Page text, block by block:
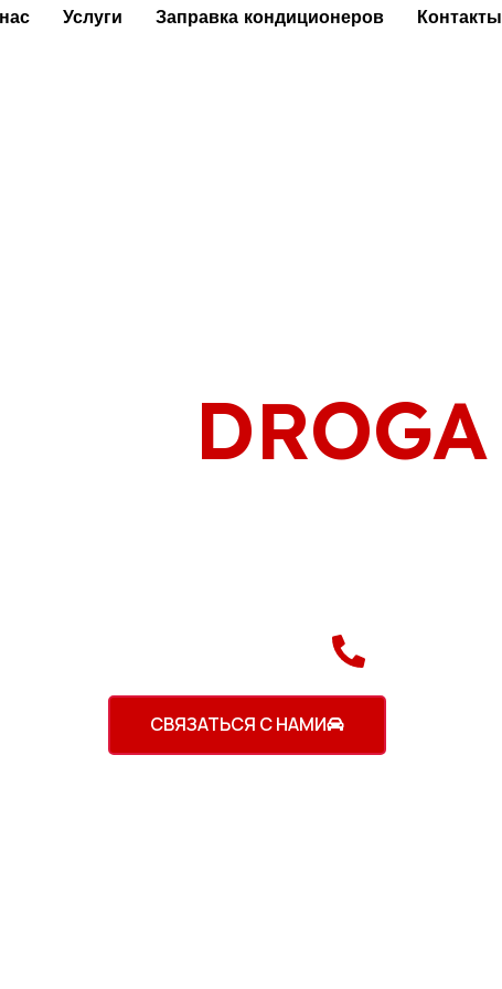
Услуги Заправка кондиционеров Контакты
DROGA
СВЯЗАТЬСЯ С НАМИ